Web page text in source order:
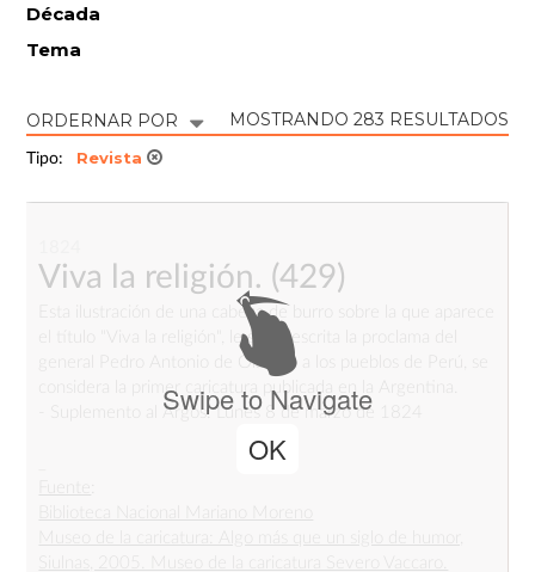
Década
Tema
ORDERNAR POR MOSTRANDO 283 RESULTADOS
Tipo: Revista
Viva la religión. (429)
Esta ilustración de una cabeza de burro sobre la que aparece
el título "Viva la religión", le sigue escrita la proclama del
general Pedro Antonio de Olañeta a los pueblos de Perú, se
considera la primer caricatura publicada en la Argentina.
- Suplemento al Argos. Lunes 8 de marzo de 1824
Swipe to Navigate
OK